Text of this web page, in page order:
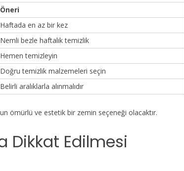
Öneri
Haftada en az bir kez
Nemli bezle haftalık temizlik
Hemen temizleyin
Doğru temizlik malzemeleri seçin
Belirli aralıklarla alınmalıdır
ömürlü ve estetik bir zemin seçeneği olacaktır.
Dikkat Edilmesi